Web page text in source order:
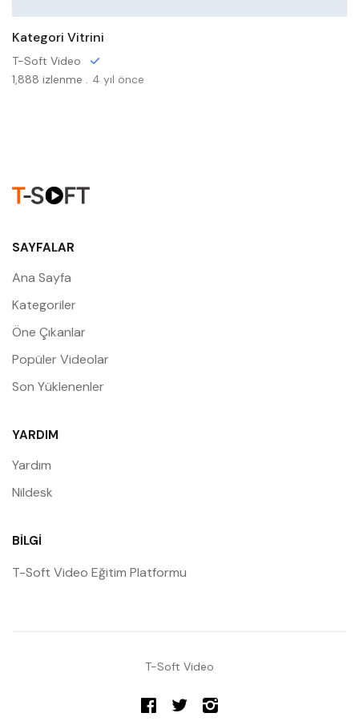
Kategori Vitrini
T-Soft Video
1,888 izlenme . 4 yıl önce
SAYFALAR
Ana Sayfa
Kategoriler
Öne Çıkanlar
Popüler Videolar
Son Yüklenenler
YARDIM
Yardım
Nildesk
BILGI
T-Soft Video Eğitim Platformu
T-Soft Video